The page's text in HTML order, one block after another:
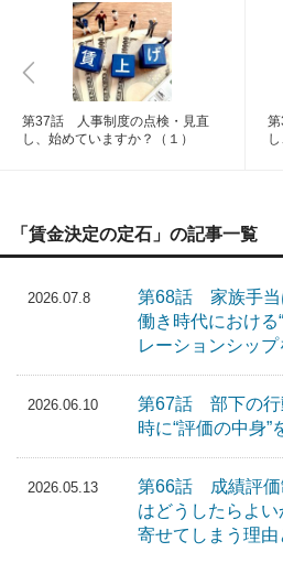
第37話 人事制度の点検・見直
し、始めていますか？（１）
「賃金決定の定石」の記事一覧
2026.07.8
第68話 家族手当
働き時代における
レーションシッ
2026.06.10
第67話 部下の行
時に“評価の中身”
2026.05.13
第66話 成績評価
はどうしたらよ
寄せてしまう理